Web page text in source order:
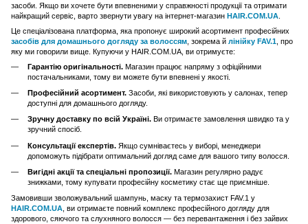
засоби. Якщо ви хочете бути впевненими у справжності продукції та отримати
найкращий сервіс, варто звернути увагу на інтернет-магазин HAIR.COM.UA
Це спеціалізована платформа, яка пропонує широкий асортимент професійних
засобів для домашнього догляду за волоссям , зокрема й лінійку FAV.1 , про
яку ми говорили вище. Купуючи у HAIR.COM.UA, ви отримуєте:
Гарантію оригінальності. Магазин працює напряму з офіційними
постачальниками, тому ви можете бути впевнені у якості.
Професійний асортимент. Засоби, які використовують у салонах, тепер
доступні для домашнього догляду.
Зручну доставку по всій Україні. Ви отримаєте замовлення швидко та у
зручний спосіб.
Консультації експертів. Якщо сумніваєтесь у виборі, менеджери
допоможуть підібрати оптимальний догляд саме для вашого типу волосся.
Вигідні акції та спеціальні пропозиції. Магазин регулярно радує
знижками, тому купувати професійну косметику стає ще приємніше.
Замовивши зволожувальний шампунь, маску та термозахист FAV.1 у
HAIR.COM.UA, ви отримаєте повний комплекс професійного догляду для
здорового, сяючого та слухняного волосся — без перевантаження і без зайвих